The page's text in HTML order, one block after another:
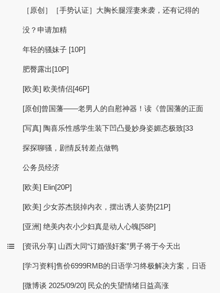
［原创］［手势认证］大胸长腿淫妻来袭，还有记得的
没？申请加精
年轻的骚妹子 [10P]
肥臀露出[10P]
[欧美] 欧美情侣[46P]
[原创]曾国藩——老男人的自慰神器！读《曾国藩的正面
[写真] 陶喜乐性感学生装下凹凸曼妙身姿媚态极致[33
探探聊骚，剧情反转差点做鸭
公务员经济
[欧美] Elin[20P]
[欧美] 少女苏杰脱掉内衣，摆出诱人姿势[21P]
[亚洲] 绝美内衣小少妇真是动人心魄[58P]
[资讯分享] 山西大同“订婚强奸案”男子将于今天出
[学习资料]售价6999RMB的日语学习终极解决方案，日语
[微博谈 2025/09/20] 民众的失望情绪日益高涨